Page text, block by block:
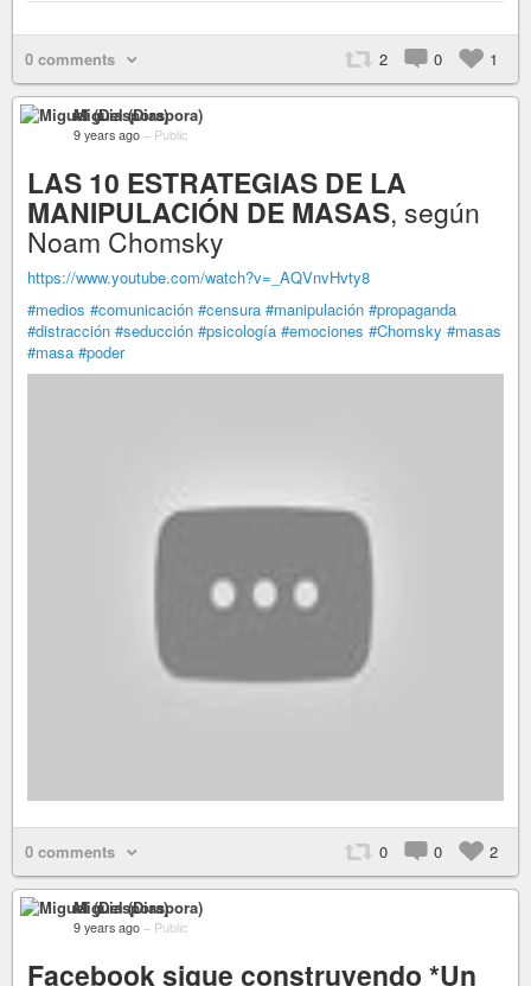
0 comments 2 0 1
Miguel (Diaspora)
9 years ago – Public
LAS 10 ESTRATEGIAS DE LA
MANIPULACIÓN DE MASAS, según
Noam Chomsky
https://www.youtube.com/watch?v=_AQVnvHvty8
#medios #comunicación #censura #manipulación #propaganda
#distracción #seducción #psicología #emociones #Chomsky #masas
#masa #poder
0 comments 0 0 2
Miguel (Diaspora)
9 years ago – Public
Facebook sigue construyendo *Un